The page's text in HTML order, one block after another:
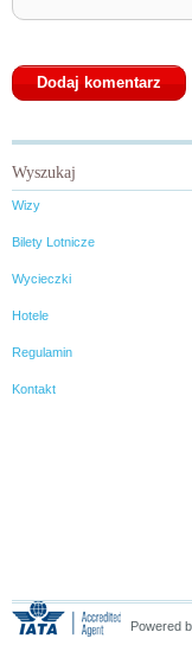
Wyszukaj
Wizy
Bilety Lotnicze
Wycieczki
Hotele
Regulamin
Kontakt
Powered